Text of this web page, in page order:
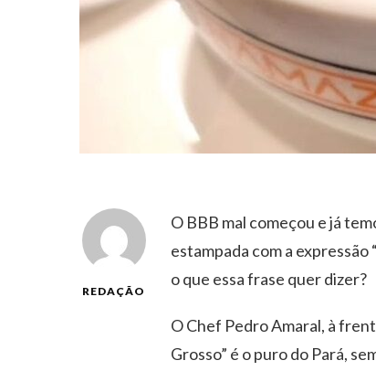
REDAÇÃO
O BBB mal começou e já
estampada com a
o que essa frase quer dizer?
O Chef Pedro Amaral, à
Grosso” é o puro do Pará,